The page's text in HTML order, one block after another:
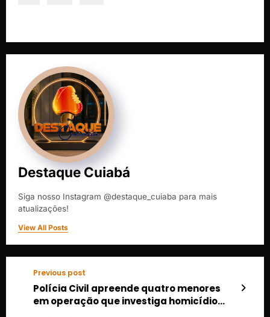
Destaque Cuiabá
Siga nosso Instagram @destaque_cuiaba para mais
atualizações!
View All Posts
Previous post
Polícia Civil apreende quatro menores
em operação que investiga homicídio